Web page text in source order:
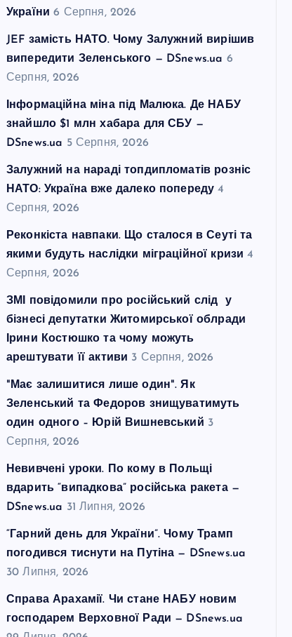
України 6 Серпня, 2026
JEF замість НАТО. Чому Залужний вирішив
випередити Зеленського — DSnews.ua 6
Серпня, 2026
Інформаційна міна під Малюка. Де НАБУ
знайшло $1 млн хабара для СБУ —
DSnews.ua 5 Серпня, 2026
Залужний на нараді топдипломатів розніс
НАТО: Україна вже далеко попереду 4
Серпня, 2026
Реконкіста навпаки. Що сталося в Сеуті та
якими будуть наслідки міграційної кризи 4
Серпня, 2026
ЗМІ повідомили про російський слід у
бізнесі депутатки Житомирської облради
Ірини Костюшко та чому можуть
арештувати її активи 3 Серпня, 2026
"Має залишитися лише один". Як
Зеленський та Федоров знищуватимуть
один одного – Юрій Вишневський 3
Серпня, 2026
Невивчені уроки. По кому в Польщі
вдарить “випадкова” російська ракета —
DSnews.ua 31 Липня, 2026
“Гарний день для України”. Чому Трамп
погодився тиснути на Путіна — DSnews.ua
30 Липня, 2026
Справа Арахамії. Чи стане НАБУ новим
господарем Верховної Ради — DSnews.ua